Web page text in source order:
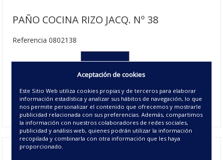
PAÑO COCINA RIZO JACQ. Nº 38
Referencia 0802138
00 - UNICO
Disponible
Aceptación de cookies
Este Sitio Web utiliza cookies propias y de terceros para elaborar
información estadística y analizar sus hábitos de navegación, lo que
nos permite personalizar el contenido que ofrecemos y mostrarle
publicidad relacionada con sus preferencias. Además, compartimos
la información con nuestros colaboradores de redes sociales,
publicidad y análisis web, quienes podrán utilizar la información
recopilada y combinarla con otra información que les haya
proporcionado.